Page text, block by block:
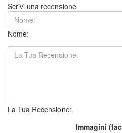
Scrivi una recensione
Nome:
La Tua Recensione:
Immagini